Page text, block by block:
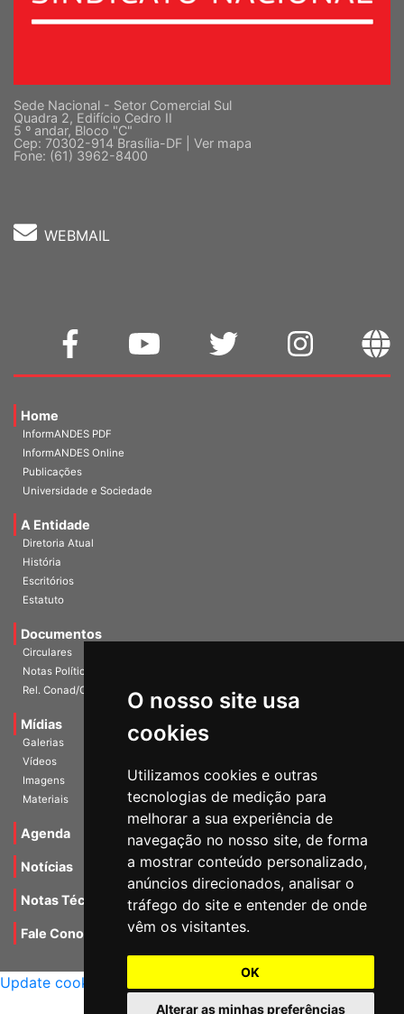
O nosso site usa
cookies
Utilizamos cookies e outras
tecnologias de medição para
melhorar a sua experiência de
navegação no nosso site, de forma
a mostrar conteúdo personalizado,
anúncios direcionados, analisar o
tráfego do site e entender de onde
vêm os visitantes.
OK
Alterar as minhas preferências
Sede Nacional - Setor Comercial Sul
Quadra 2, Edifício Cedro II
5 º andar, Bloco "C"
Cep: 70302-914 Brasília-DF | Ver mapa
Fone: (61) 3962-8400
WEBMAIL
Home
InformANDES PDF
InformANDES Online
Publicações
Universidade e Sociedade
A Entidade
Diretoria Atual
História
Escritórios
Estatuto
Documentos
Circulares
Notas Políticas
Rel. Conad/Congresso
Mídias
Galerias
Vídeos
Imagens
Materiais
Agenda
Notícias
Notas Técnicas
Fale Conocsco
Update cookies preferences